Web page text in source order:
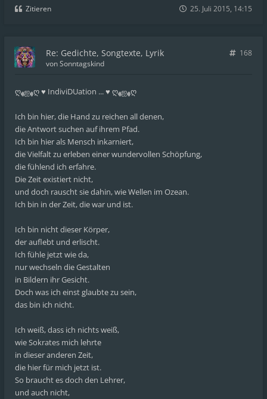
Zitieren 25. Juli 2015, 14:15
Re: Gedichte, Songtexte, Lyrik
168
vonSonntagskind
ღﻬஐﻬღ ♥ IndiviDUation ... ♥ ღﻬஐﻬღ
Ich bin hier, die Hand zu reichen all denen,
die Antwort suchen auf ihrem Pfad.
Ich bin hier als Mensch inkarniert,
die Vielfalt zu erleben einer wundervollen Schöpfung,
die fühlend ich erfahre.
Die Zeit existiert nicht,
und doch rauscht sie dahin, wie Wellen im Ozean.
Ich bin in der Zeit, die war und ist.
Ich bin nicht dieser Körper,
der auflebt und erlischt.
Ich fühle jetzt wie da,
nur wechseln die Gestalten
in Bildern ihr Gesicht.
Doch was ich einst glaubte zu sein,
das bin ich nicht.
Ich weiß, dass ich nichts weiß,
wie Sokrates mich lehrte
in dieser anderen Zeit,
die hier für mich jetzt ist.
So braucht es doch den Lehrer,
und auch nicht,